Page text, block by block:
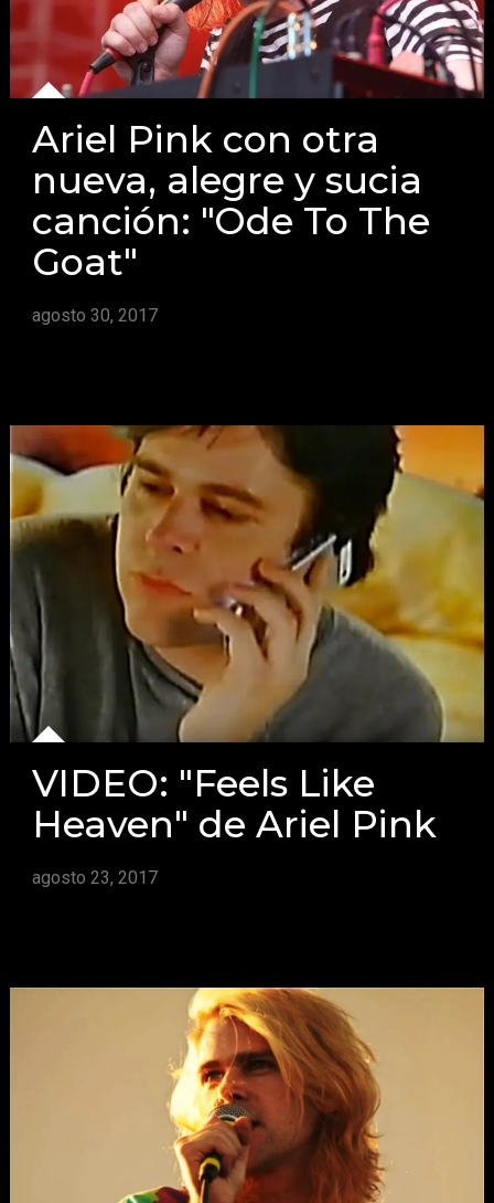
Ariel Pink con otra
nueva, alegre y sucia
canción: "Ode To The
Goat"
agosto 30, 2017
VIDEO: "Feels Like
Heaven" de Ariel Pink
agosto 23, 2017